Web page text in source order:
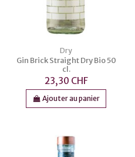
Dry
Gin Brick Straight Dry Bio 50
cl.
23,30 CHF
Ajouter au panier